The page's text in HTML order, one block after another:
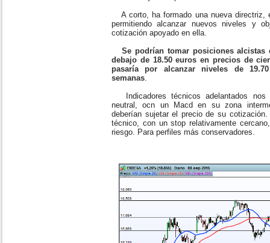
A corto, ha formado una nueva directriz,
permitiendo alcanzar nuevos niveles y
cotización apoyado en ella.
Se podrían tomar posiciones
debajo de 18.50 euros en precios de
pasaría por alcanzar niveles de
semanas.
Indicadores técnicos adelantados nos
neutral, ocn un Macd en su zona
deberían sujetar el precio de su
técnico, con un stop relativamente
riesgo. Para perfiles más conservadores.